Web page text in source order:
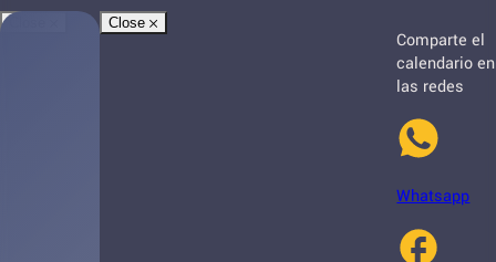
Close
Comparte el
calendario en
las redes
Whatsapp